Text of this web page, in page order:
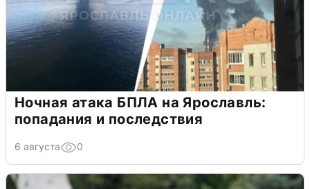
Ночная атака БПЛА на Ярославль:
попадания и последствия
6 августа 0